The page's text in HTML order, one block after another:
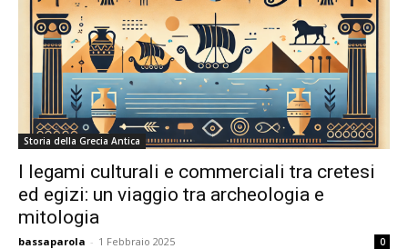
Storia della Grecia Antica
I legami culturali e commerciali tra cretesi
ed egizi: un viaggio tra archeologia e
mitologia
bassaparola - 1 Febbraio 2025 0